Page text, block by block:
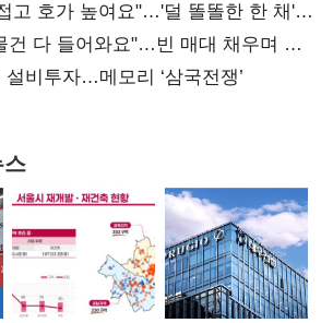
고 호가 높여요"…'덜 똘똘한 한 채'
건 다 들어와요"…빈 매대 채우며 문
비투자…메모리 ‘삼국전쟁’